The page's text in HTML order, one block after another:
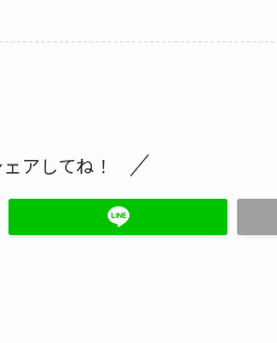
アしてね！